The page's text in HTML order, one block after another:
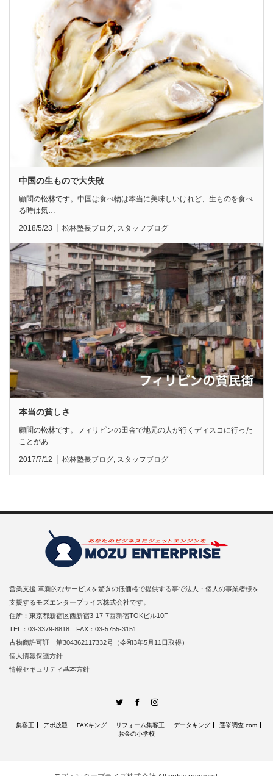
中国の生もので大失敗
顧問の松林です。中国は食べ物は本当に美味しいけれど、生ものを食べ
る時は気…
2018/5/23 松林塾長ブログ, スタッフブログ
本当の貧しさ
顧問の松林です。フィリピンの田舎で地元の人が行くディスコに行った
ことがあ…
2017/7/12 松林塾長ブログ スタッフブログ
営業支援|革新的なサービスを驚きの低価格で提供する事で法人・個人の事業者様を
支援するモズエンタープライズ株式会社です。
住所：東京都新宿区西新宿3-17-7西新宿TOKビル10F
TEL：03-3379-8818 FAX：03-5755-3151
古物商許可証 第304362117332号（令和3年5月11日取得）
個人情報保護方針
情報セキュリティ基本方針
TwitterFacebook
集客王 アポ放題 FAXキング リフォーム集客王 データキング
選挙調査.com
お金の小学校